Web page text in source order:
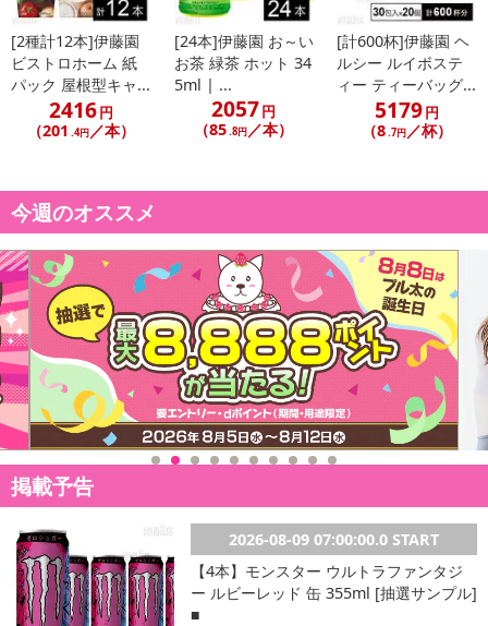
[2種計12本]伊藤園
ビストロホーム 紙
パック 屋根型キャ...
2416円
（201 .4円／本）
[24本]伊藤園 お～い
お茶 緑茶 ホット 34
5ml | ...
2057円
（85.8円／本）
[計600杯]伊藤園 ヘ
ルシー ルイボステ
ィー ティーバッグ...
5179円
（8.7円／杯）
今週のオススメ
掲載予告
2026-08-09 07:00:00.0 START
【4本】モンスター ウルトラファンタジ
ー ルビーレッド 缶 355ml [抽選サンプル]
■